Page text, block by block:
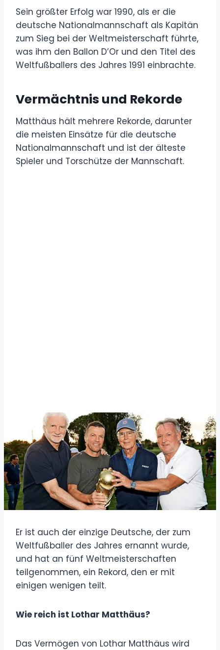
Sein größter Erfolg war 1990, als er die
deutsche Nationalmannschaft als Kapitän
zum Sieg bei der Weltmeisterschaft führte,
was ihm den Ballon D’Or und den Titel des
Weltfußballers des Jahres 1991 einbrachte.
Vermächtnis und Rekorde
Matthäus hält mehrere Rekorde, darunter
die meisten Einsätze für die deutsche
Nationalmannschaft und ist der älteste
Spieler und Torschütze der Mannschaft.
Er ist auch der einzige Deutsche, der zum
Weltfußballer des Jahres ernannt wurde,
und hat an fünf Weltmeisterschaften
teilgenommen, ein Rekord, den er mit
einigen wenigen teilt.
Wie reich ist Lothar Matthäus?
Das Vermögen von Lothar Matthäus wird